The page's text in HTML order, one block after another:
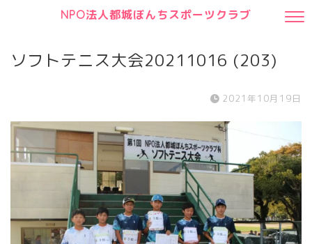
NPO法人都城ぼんちスポーツクラブ
ソフトテニス大会20211016 (203)
2021年10月19日